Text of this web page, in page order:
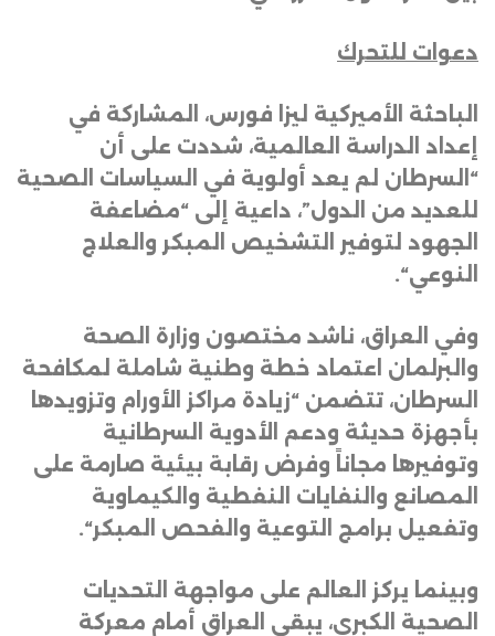
دعوات للتحرك
الباحثة الأميركية ليزا فورس، المشاركة في
إعداد الدراسة العالمية، شددت على أن
“السرطان لم يعد أولوية في السياسات الصحية
للعديد من الدول”، داعية إلى “مضاعفة
الجهود لتوفير التشخيص المبكر والعلاج
النوعي“.
وفي العراق، ناشد مختصون وزارة الصحة
والبرلمان اعتماد خطة وطنية شاملة لمكافحة
السرطان، تتضمن “زيادة مراكز الأورام وتزويدها
بأجهزة حديثة ودعم الأدوية السرطانية
وتوفيرها مجاناً وفرض رقابة بيئية صارمة على
المصانع والنفايات النفطية والكيماوية
وتفعيل برامج التوعية والفحص المبكر“.
وبينما يركز العالم على مواجهة التحديات
الصحية الكبرى، يبقى العراق أمام معركة